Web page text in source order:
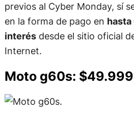
previos al Cyber Monday, sí
en la forma de pago en
interésdesde el sitio oficial
Internet.
Moto g60s: $49.999